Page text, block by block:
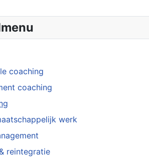
coaching
coaching
werk
reintegratie